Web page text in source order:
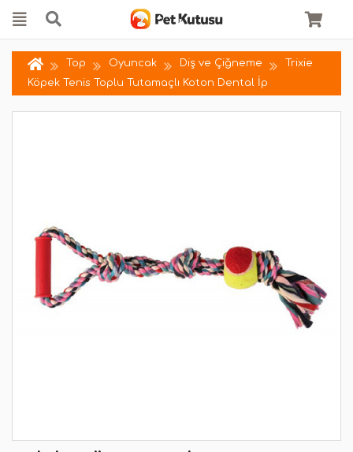
Top Oyuncak Diş ve Çiğneme
Trixie
Köpek Tenis Toplu Tutamaçlı Koton Dental İp